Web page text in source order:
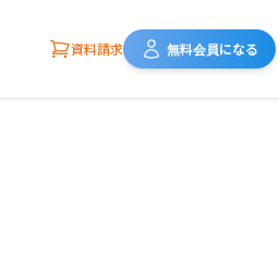
資料請求 無料会員になる